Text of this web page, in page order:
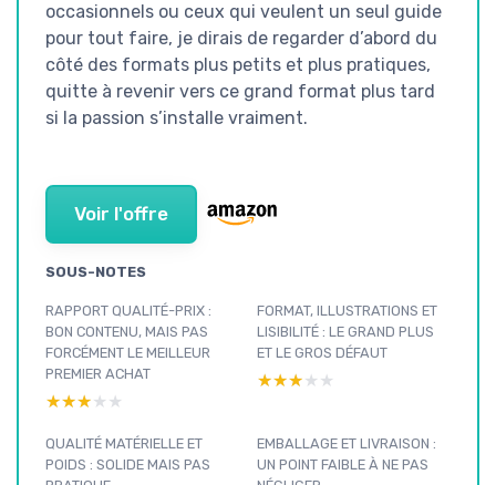
occasionnels ou ceux qui veulent un seul guide
pour tout faire, je dirais de regarder d’abord du
côté des formats plus petits et plus pratiques,
quitte à revenir vers ce grand format plus tard
si la passion s’installe vraiment.
Voir l'offre
SOUS-NOTES
RAPPORT QUALITÉ-PRIX :
BON CONTENU, MAIS PAS
FORCÉMENT LE MEILLEUR
PREMIER ACHAT
★★★★★
★★★★★
FORMAT, ILLUSTRATIONS ET
LISIBILITÉ : LE GRAND PLUS
ET LE GROS DÉFAUT
★★★★★
★★★★★
QUALITÉ MATÉRIELLE ET
POIDS : SOLIDE MAIS PAS
EMBALLAGE ET LIVRAISON :
UN POINT FAIBLE À NE PAS